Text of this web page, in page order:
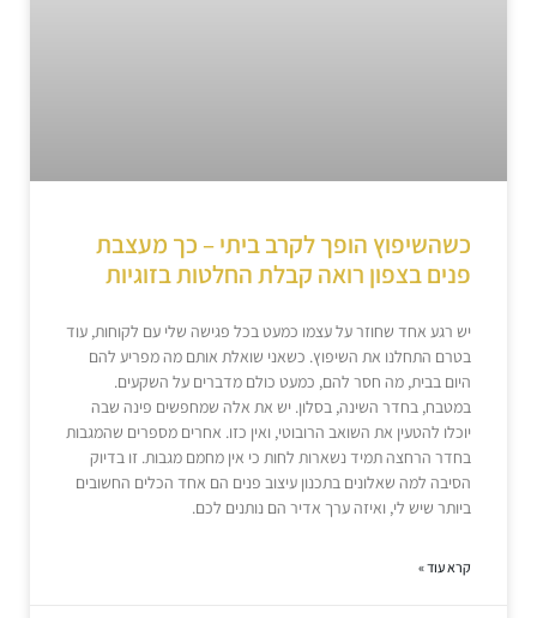
כשהשיפוץ הופך לקרב ביתי – כך מעצבת
פנים בצפון רואה קבלת החלטות בזוגיות
יש רגע אחד שחוזר על עצמו כמעט בכל פגישה שלי עם לקוחות, עוד
בטרם התחלנו את השיפוץ. כשאני שואלת אותם מה מפריע להם
היום בבית, מה חסר להם, כמעט כולם מדברים על השקעים.
במטבח, בחדר השינה, בסלון. יש את אלה שמחפשים פינה שבה
יוכלו להטעין את השואב הרובוטי, ואין כזו. אחרים מספרים שהמגבות
בחדר הרחצה תמיד נשארות לחות כי אין מחמם מגבות. זו בדיוק
הסיבה למה שאלונים בתכנון עיצוב פנים הם אחד הכלים החשובים
ביותר שיש לי, ואיזה ערך אדיר הם נותנים לכם.
קרא עוד »